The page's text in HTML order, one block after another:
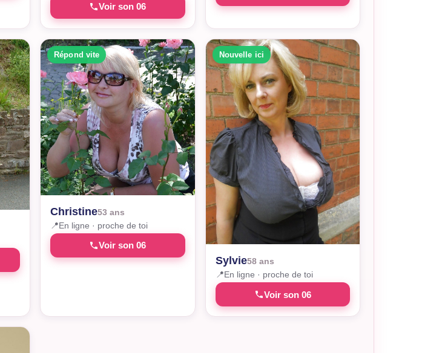
Voir son 06
Répond vite
Christine53 ans
📍En ligne · proche de toi
Voir son 06
Nouvelle ici
Sylvie58 ans
📍En ligne · proche de toi
Voir son 06